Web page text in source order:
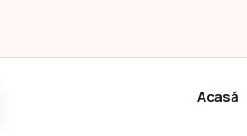
Acasă